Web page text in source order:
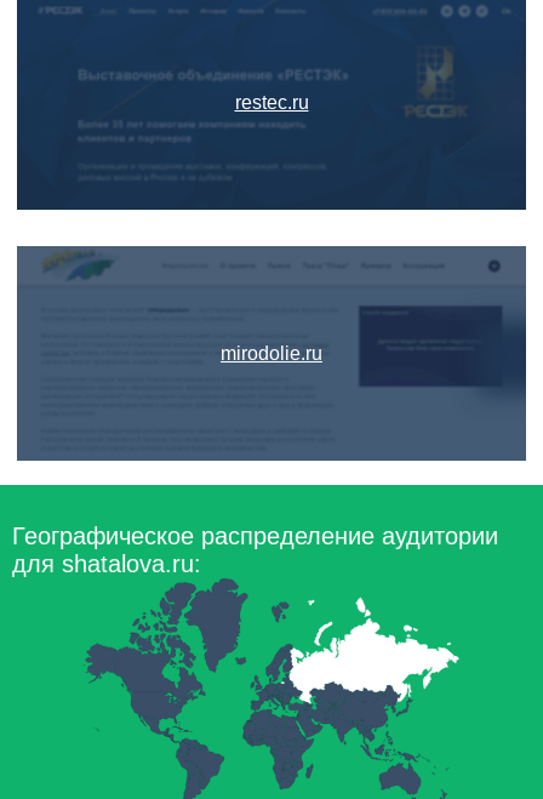
restec.ru
mirodolie.ru
Географическое распределение аудитории
для shatalova.ru: